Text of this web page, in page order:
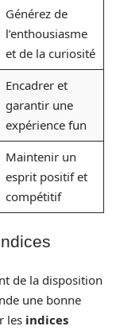
Générez de
l’enthousiasme
et de la curiosité
Encadrer et
garantir une
expérience fun
Maintenir un
esprit positif et
compétitif
de la disposition
une bonne
les indices